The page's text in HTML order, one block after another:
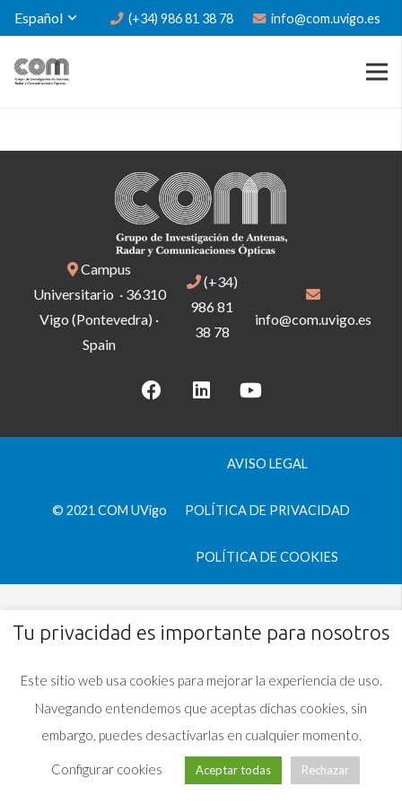
Español (+34) 986 81 38 78 info@com.uvigo.es
Campus
Universitario · 36310
Vigo (Pontevedra) ·
Spain
(+34)
986 81
38 78
info@com.uvigo.es
© 2021 COM UVigo
AVISO LEGAL
POLÍTICA DE PRIVACIDAD
POLÍTICA DE COOKIES
Tu privacidad es importante para nosotros
Este sitio web usa cookies para mejorar la experiencia de uso.
Navegando entendemos que aceptas dichas cookies, sin
embargo, puedes desactivarlas en cualquier momento.
Configurar cookies Aceptar todas Rechazar